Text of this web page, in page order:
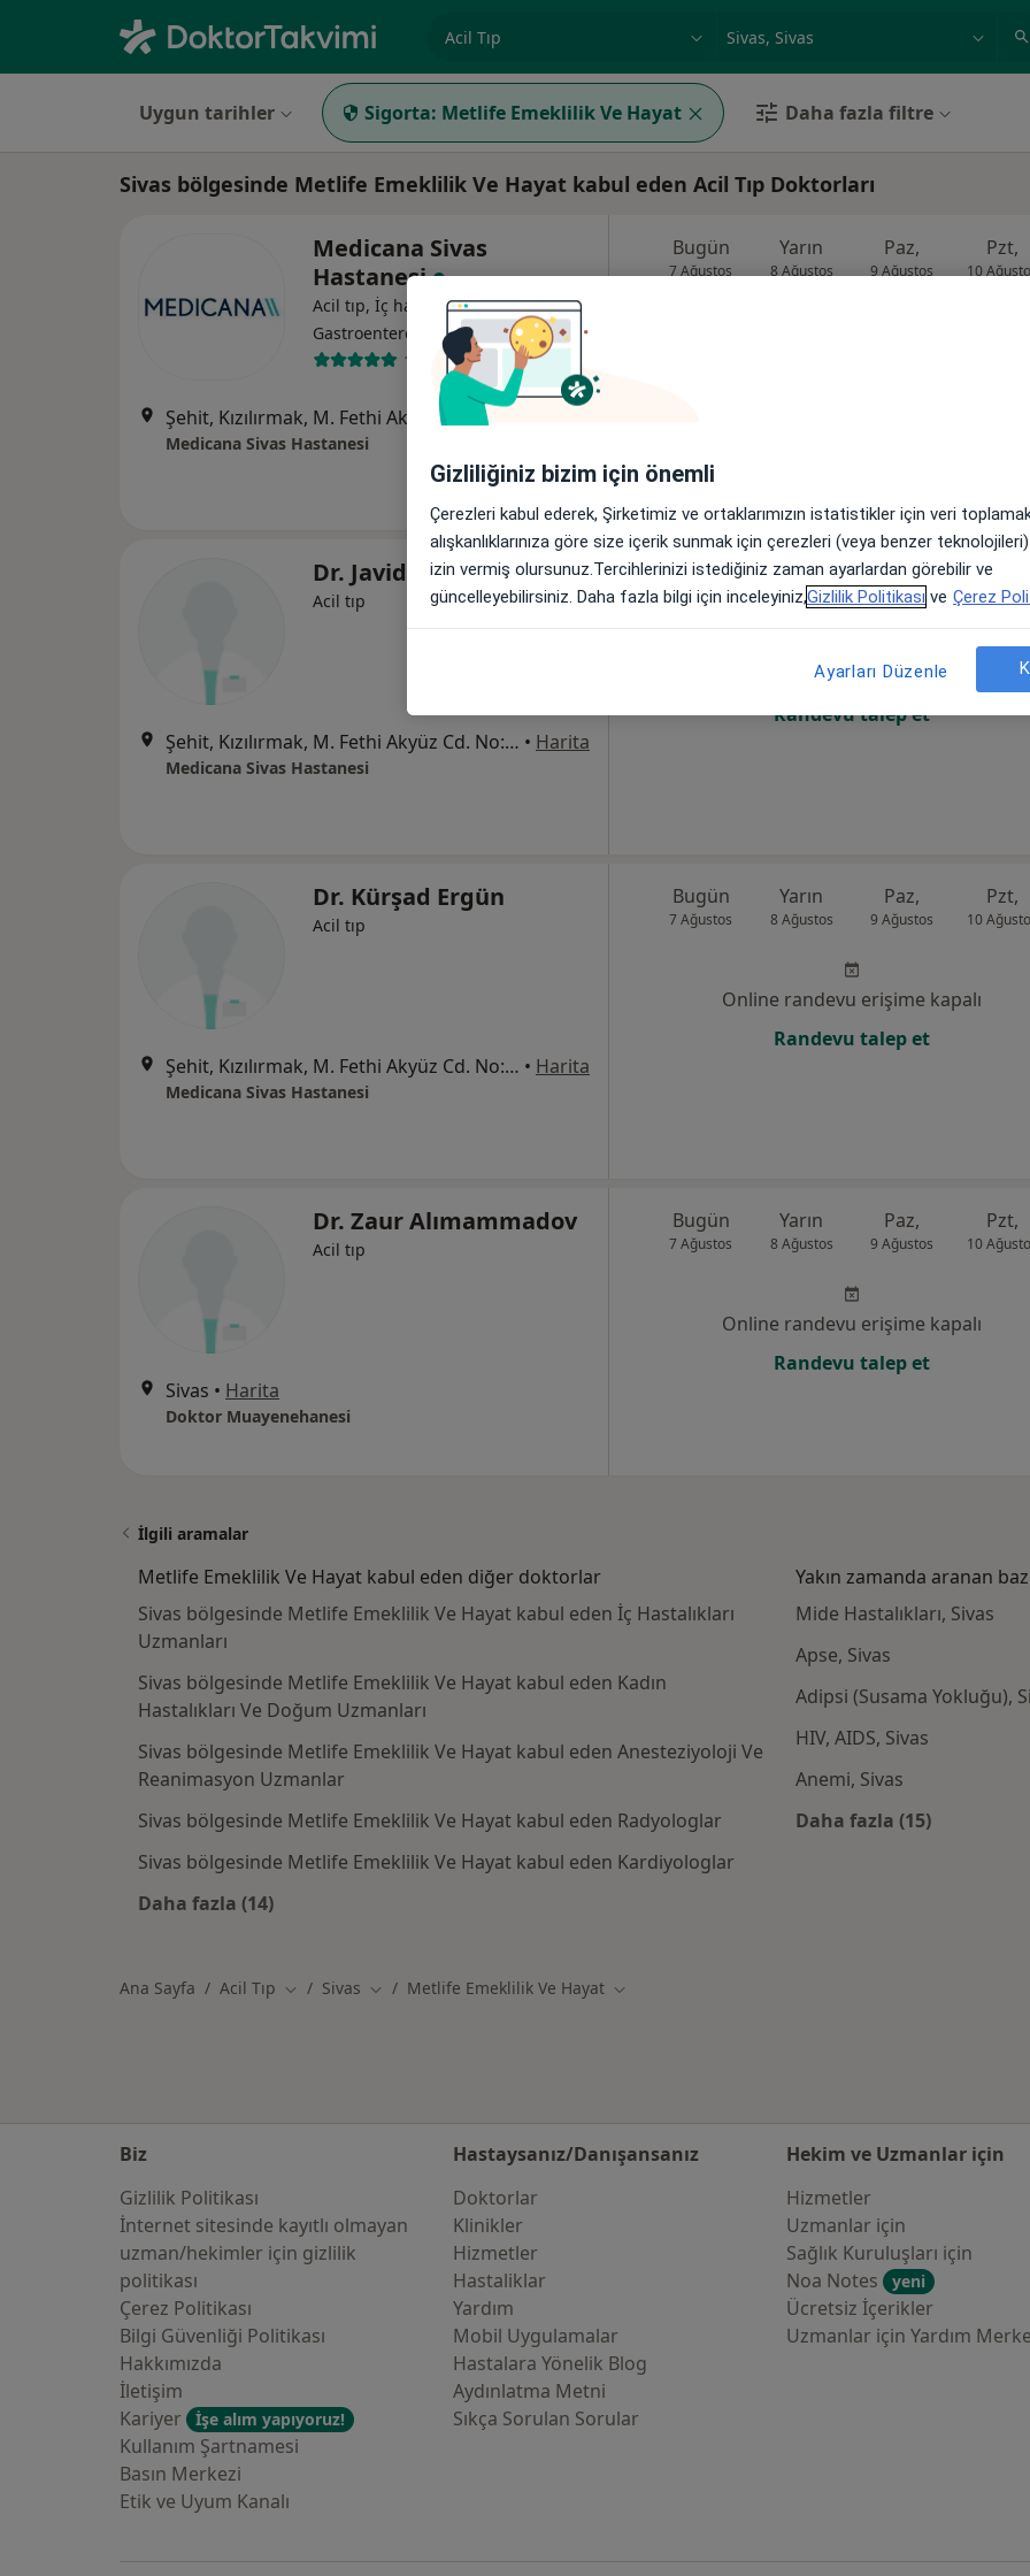
Uygun tarihler Sigorta: Metlife Emeklilik Ve Hayat Daha fazla filtre
Sivas bölgesinde Metlife Emeklilik Ve Hayat kabul eden Acil Tıp Doktorları
Medicana Sivas
Hastanesi
Acil tıp, İç hastalıkları,
Gastroenteroloji
·Daha fazla
119 görüş
Medicana Sivas Hastanesi
Bugün
7 Ağustos
Yarın
8 Ağustos
Paz,
9 Ağustos
Pzt,
10
Dr. Javid Yusıflı
Acil tıp
Şehit, Kızılırmak, M. Fethi Akyüz Cd. No: 8Merkez/Sivas, Sivas • Harita
Medicana Sivas Hastanesi
Bugün
7 Ağustos
Yarın
8 Ağustos
Paz,
9 Ağustos
Pzt,
10
Online randevu erişime kapalı
Randevu talep et
Dr. Kürşad Ergün
Acil tıp
Şehit, Kızılırmak, M. Fethi Akyüz Cd. No: 8Merkez/Sivas, Sivas • Harita
Medicana Sivas Hastanesi
Bugün
7 Ağustos
Yarın
8 Ağustos
Paz,
9 Ağustos
Pzt,
10
Online randevu erişime kapalı
Randevu talep et
Dr. Zaur Alımammadov
Acil tıp
Sivas • Harita
Doktor Muayenehanesi
Bugün
7 Ağustos
Yarın
8 Ağustos
Paz,
9 Ağustos
Pzt,
10
Online randevu erişime kapalı
Randevu talep et
İlgili aramalar
Metlife Emeklilik Ve Hayat kabul eden diğer doktorlar
Sivas bölgesinde Metlife Emeklilik Ve Hayat kabul eden İç Hastalıkları
Uzmanları
Sivas bölgesinde Metlife Emeklilik Ve Hayat kabul eden Kadın
Hastalıkları Ve Doğum Uzmanları
Sivas bölgesinde Metlife Emeklilik Ve Hayat kabul eden Anesteziyoloji Ve
Reanimasyon Uzmanlar
Sivas bölgesinde Metlife Emeklilik Ve Hayat kabul eden Radyologlar
Sivas bölgesinde Metlife Emeklilik Ve Hayat kabul eden Kardiyologlar
Daha fazla (14)
Yakın zamanda aranan
Mide Hastalıkları, Sivas
Apse, Sivas
Adipsi (Susama Yokluğu),
HIV, AIDS, Sivas
Anemi, Sivas
Daha fazla (15)
Ana Sayfa Acil Tıp Şehir değiştir
Sivas Şehir değiştir
Metlife Emeklilik Ve Hayat Şehir değiştir
Biz
Gizlilik Politikası
İnternet sitesinde kayıtlı olmayan
uzman/hekimler i̇çin gizlilik
politikası
Çerez Politikası
Bilgi Güvenliği Politikası
Hakkımızda
İletişim
Kariyer
İşe alım yapıyoruz!
Kullanım Şartnamesi
Basın Merkezi
Etik ve Uyum Kanalı
Hastaysanız/Danışansanız
Doktorlar
Klinikler
Hizmetler
Hastaliklar
Yardım
Mobil Uygulamalar
Hastalara Yönelik Blog
Aydınlatma Metni
Sıkça Sorulan Sorular
Hekim ve Uzmanlar için
Hizmetler
Uzmanlar için
Sağlık Kuruluşları için
Noa Notes
yeni
Ücretsiz İçerikler
Uzmanlar için Yardım
Gizliliğiniz bizim için önemli
Çerezleri kabul ederek, Şirketimiz ve ortaklarımızın istatistikler için veri
alışkanlıklarınıza göre size içerik sunmak için çerezleri (veya benzer
izin vermiş olursunuz.Tercihlerinizi istediğiniz zaman ayarlardan görebilir ve
güncelleyebilirsiniz. Daha fazla bilgi için inceleyiniz,Gizlilik Politikası ve Çerez
Ayarları Düzenle